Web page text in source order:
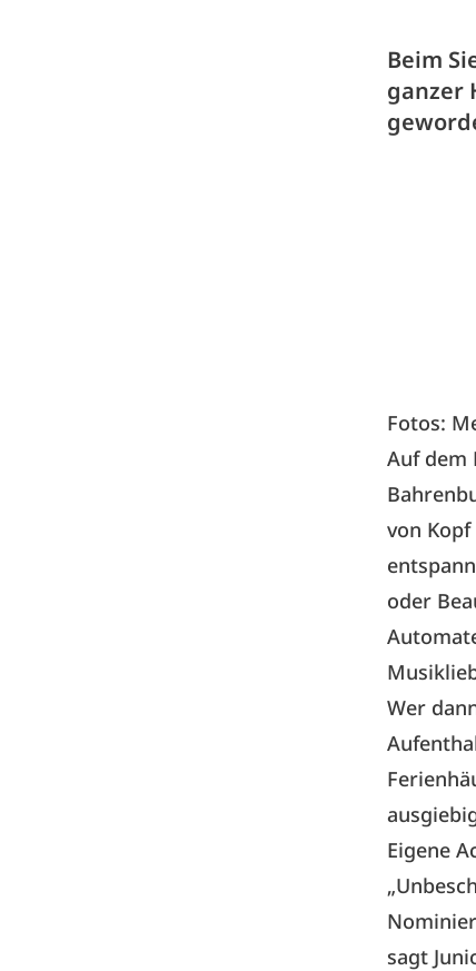
Beim
ganzer
Fotos:
Auf dem
von
oder
Wer
Eigene
sagt